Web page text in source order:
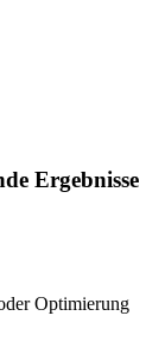
Ergebnisse
Optimierung